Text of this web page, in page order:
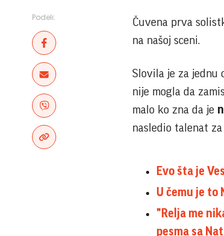
Podeli:
Čuvena prva
na našoj sceni.
Slovila je za jednu
nije mogla da
malo ko zna da je
nasledio talenat
Evo šta je
U čemu je to
"Relja me
pesma sa